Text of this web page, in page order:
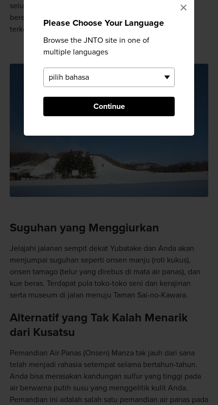
Please Choose Your Language
Browse the JNTO site in one of
multiple languages
Continue
×
seluncur salju, dan kembali untuk bersantai dengan
berendam lama di pemandian-pemandian air panas
terkenal.
Suguhan yang Menggiurkan
Jelajahi jalanan sempit dekat Yubatake dan Anda akan
menjumpai suguhan seperti onsen manju (roti kukus),
onsen tamago (telur yang direbus di mata air panas), dan
kue beras. Terdapat pula toko-toko seni dan kerajinan
serta museum di jalan menuju Taman Sai-no-Kawara.
Alternatif yang Tak Kalah Menarik
dari Kusatsu
Pemandian Air Panas (Onsen) Manza tak jauh dari sana
telah menjadi rahasia setempat selama bertahun-tahun.
Anda bisa merasakan kandungan sulfur yang tinggi pada
air berwarna putih susu yang menggelitik kulit Anda.
Pemandian ini adalah salah satu pemandian air panas pada